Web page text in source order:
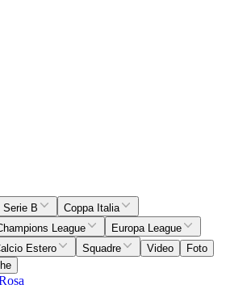
Serie B
Coppa Italia
League
Europa League
Estero Squadre Video
Foto